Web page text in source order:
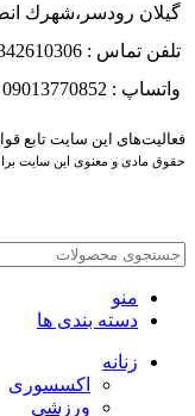
گيلان رودسر،شهرك
تلفن تماس : 01342610306
واتساپ : 09013770852
فعاليت‌های اين سايت تابع
حقوق مادی و معنوی این سایت
منو
دسته بندی ها
زنانه
اکسسوری
ورزشی